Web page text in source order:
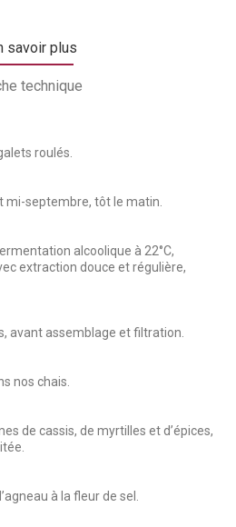
savoir plus
technique
roulés.
mi-septembre, tôt le matin.
alcoolique à 22°C,
extraction douce et régulière,
avant assemblage et filtration.
nos chais.
de cassis, de myrtilles et d’épices,
à la fleur de sel.